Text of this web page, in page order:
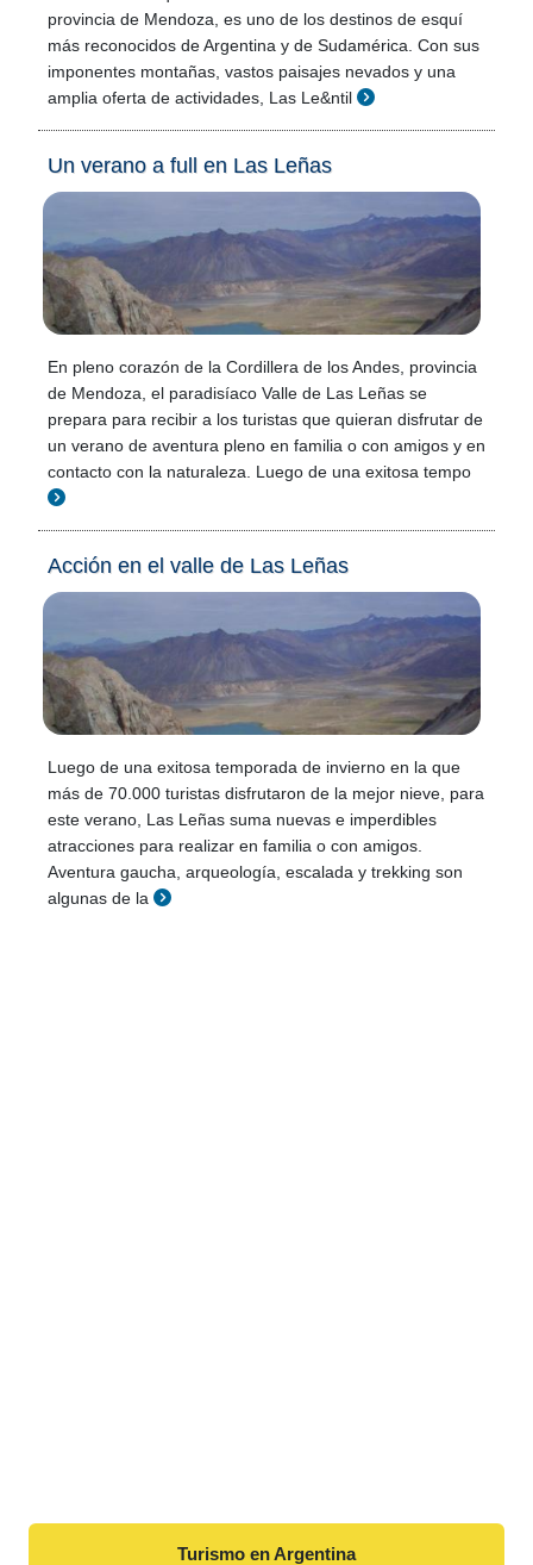
provincia de Mendoza, es uno de los destinos de esquí
más reconocidos de Argentina y de Sudamérica. Con sus
imponentes montañas, vastos paisajes nevados y una
amplia oferta de actividades, Las Le&ntil
Un verano a full en Las Leñas
En pleno corazón de la Cordillera de los Andes, provincia
de Mendoza, el paradisíaco Valle de Las Leñas se
prepara para recibir a los turistas que quieran disfrutar de
un verano de aventura pleno en familia o con amigos y en
contacto con la naturaleza. Luego de una exitosa tempo
Acción en el valle de Las Leñas
Luego de una exitosa temporada de invierno en la que
más de 70.000 turistas disfrutaron de la mejor nieve, para
este verano, Las Leñas suma nuevas e imperdibles
atracciones para realizar en familia o con amigos.
Aventura gaucha, arqueología, escalada y trekking son
algunas de la
Turismo en Argentina